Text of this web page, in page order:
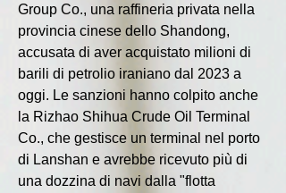
Group Co., una raffineria privata nella
provincia cinese dello Shandong,
accusata di aver acquistato milioni di
barili di petrolio iraniano dal 2023 a
oggi. Le sanzioni hanno colpito anche
la Rizhao Shihua Crude Oil Terminal
Co., che gestisce un terminal nel porto
di Lanshan e avrebbe ricevuto più di
una dozzina di navi dalla "flotta